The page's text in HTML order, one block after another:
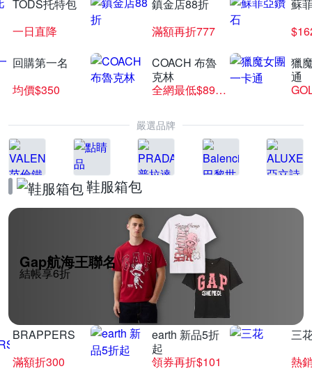
TODS托特包
一日直降
鎮金店88折
滿額再折777
蘇
回購第一名
均價$350
COACH 布魯
克林
全網最低$8999
獵
通
嚴選品牌
鞋服箱包
Gap航海王聯名
結帳享6折
BRAPPERS
滿額折300
earth 新品5折
起
領券再折$101
三
熱